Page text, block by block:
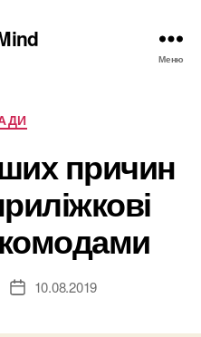
Меню
причин
Дата10.08.2019